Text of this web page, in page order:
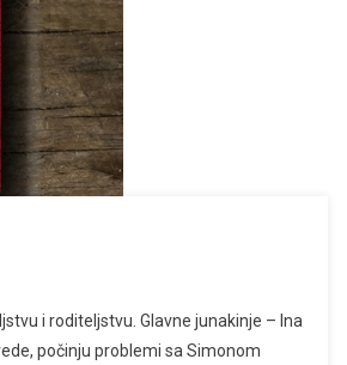
i roditeljstvu. Glavne junakinje – Ina
počinju problemi sa Simonom